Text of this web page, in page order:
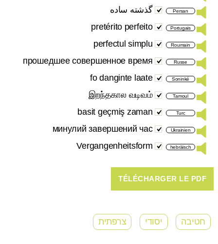
Persan گذشته ساده
Portugais
pretérito perfeito
Roumain
perfectul simplu
Russe
прошедшее совершенное время
Soninké
fo danginte laate
Tamoul
இறந்தகால வடிவம்
Turc
basit geçmiş zaman
Ukrainien
минулий завершений час
hebräisch
Vergangenheitsform
חטיבה יסודי צרפתית